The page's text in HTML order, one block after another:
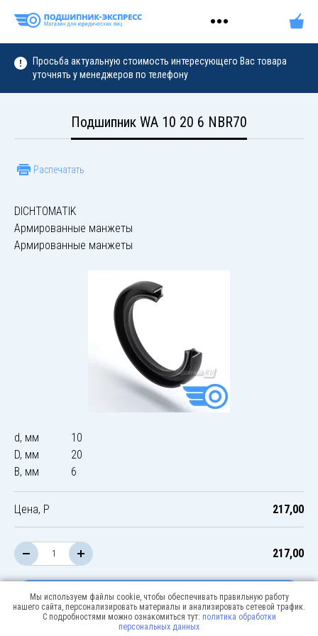
Просьба актуальную стоимость интересующего Вас товара
уточнять у менеджеров по телефону
Подшипник WA 10 20 6 NBR70
Распечатать
DICHTOMATIK
Армированные манжеты
Армированные манжеты
d, мм
10
D, мм
20
B, мм
6
Цена, Р 217,00
217,00
В корзину
Мы используем файлы cookie, чтобы обеспечивать правильную работу
нашего сайта, персонализировать материалы и анализировать сетевой трафик.
С подробностями можно ознакомиться тут: политика обработки
персональных данных